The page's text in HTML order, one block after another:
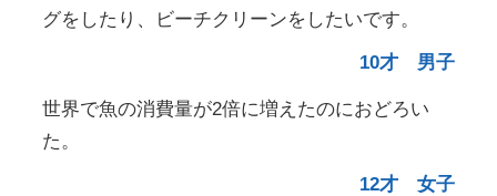
グをしたり、ビーチクリーンをしたいです。
10才 男子
世界で魚の消費量が2倍に増えたのにおどろい
た。
12才 女子